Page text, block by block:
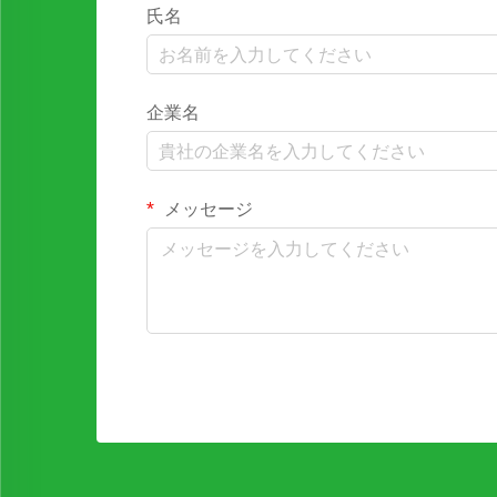
氏名
企業名
メッセージ